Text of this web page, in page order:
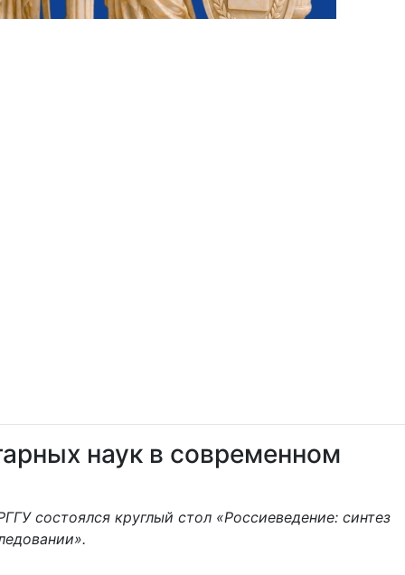
наук в современном
состоялся круглый стол «Россиеведение: синтез